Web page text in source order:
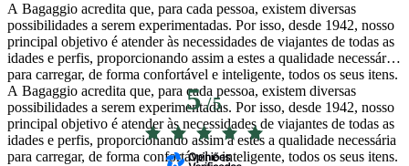
A Bagaggio acredita que, para cada pessoa, existem diversas
possibilidades a serem experimentadas. Por isso, desde 1942, nosso
principal objetivo é atender às necessidades de viajantes de todas as
idades e perfis, proporcionando assim a estes a qualidade necessária
para carregar, de forma confortável e inteligente, todos os seus itens.
A Bagaggio acredita que, para cada pessoa, existem diversas
possibilidades a serem experimentadas. Por isso, desde 1942, nosso
principal objetivo é atender às necessidades de viajantes de todas as
idades e perfis, proporcionando assim a estes a qualidade necessária
para carregar, de forma confortável e inteligente, todos os seus itens.
5/5